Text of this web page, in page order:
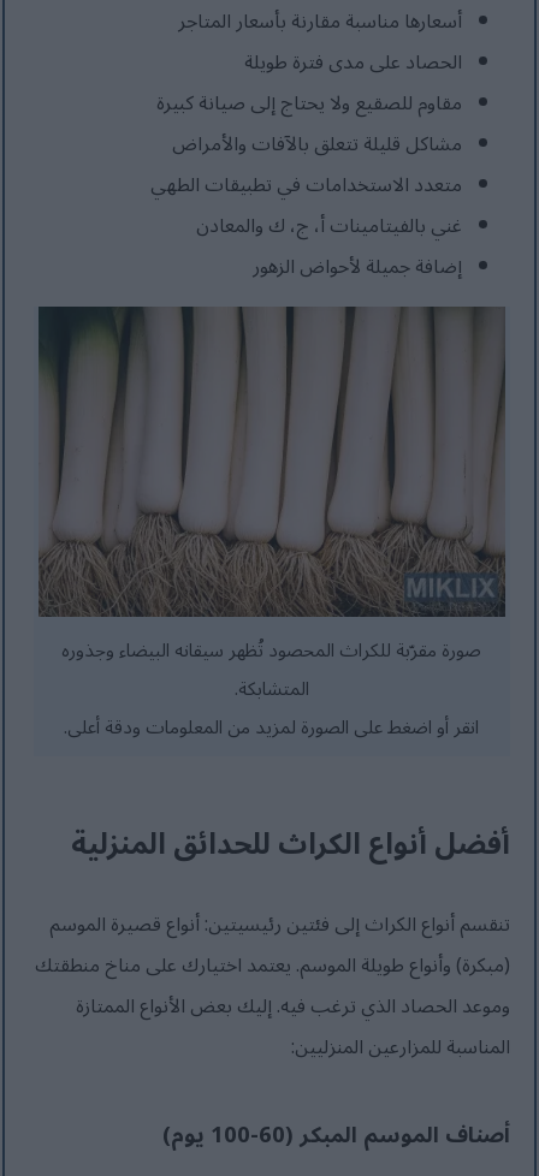
أسعارها مناسبة مقارنة بأسعار المتاجر
الحصاد على مدى فترة طويلة
مقاوم للصقيع ولا يحتاج إلى صيانة كبيرة
مشاكل قليلة تتعلق بالآفات والأمراض
متعدد الاستخدامات في تطبيقات الطهي
غني بالفيتامينات أ، ج، ك والمعادن
إضافة جميلة لأحواض الزهور
صورة مقرّبة للكراث المحصود تُظهر سيقانه البيضاء وجذوره
المتشابكة.
انقر أو اضغط على الصورة لمزيد من المعلومات ودقة أعلى.
أفضل أنواع الكراث للحدائق المنزلية
تنقسم أنواع الكراث إلى فئتين رئيسيتين: أنواع قصيرة الموسم
(مبكرة) وأنواع طويلة الموسم. يعتمد اختيارك على مناخ منطقتك
وموعد الحصاد الذي ترغب فيه. إليك بعض الأنواع الممتازة
المناسبة للمزارعين المنزليين:
أصناف الموسم المبكر (60-100 يوم)